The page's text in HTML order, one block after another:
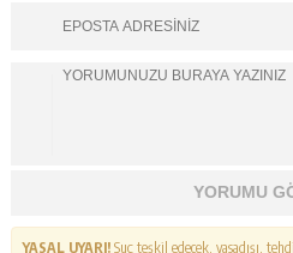
YORUMU
YASAL UYARI!Suç teşkil edecek, yasadışı,